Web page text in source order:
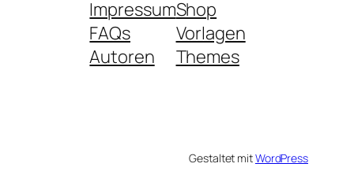
Impressum
FAQs
Autoren
Shop
Vorlagen
Themes
Gestaltet mitWordPress